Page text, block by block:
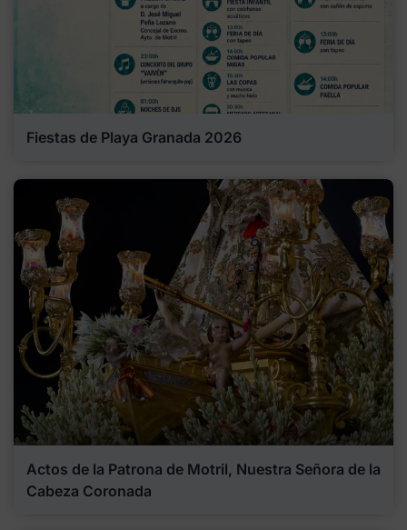
Fiestas de Playa Granada 2026
Actos de la Patrona de Motril, Nuestra Señora de la
Cabeza Coronada